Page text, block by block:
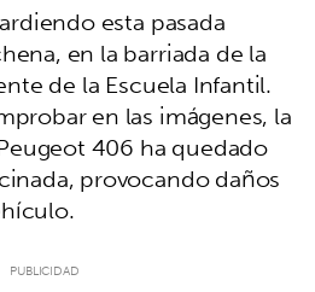
esta pasada
en la barriada de la
de la Escuela Infantil.
en las imágenes, la
406 ha quedado
provocando daños